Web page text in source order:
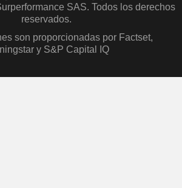
SAS. Todos los derechos
reservados.
son proporcionadas por Factset,
y S&P Capital IQ